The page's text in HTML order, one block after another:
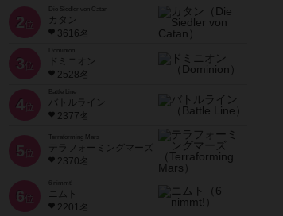
2 位
Die Siedler von Catan
カタン
3616名
3 位
ドミニオン
2528名
4位
Battle Line
バトルライン
2377名
5 位
Terraforming Mars
テラフォーミングマーズ
2370名
6 位
ニムト
2201名